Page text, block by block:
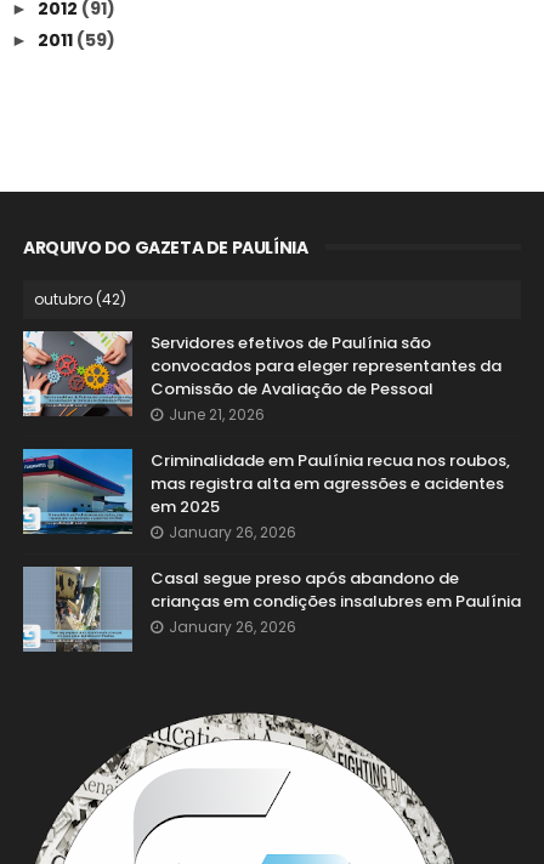
► 2012 (91)
► 2011 (59)
ARQUIVO DO GAZETA DE PAULÍNIA
Servidores efetivos de Paulínia são
convocados para eleger representantes da
Comissão de Avaliação de Pessoal
June 21, 2026
Criminalidade em Paulínia recua nos roubos,
mas registra alta em agressões e acidentes
em 2025
January 26, 2026
Casal segue preso após abandono de
crianças em condições insalubres em Paulínia
January 26, 2026